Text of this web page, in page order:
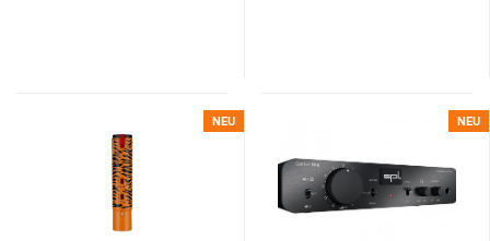
NEU NEU